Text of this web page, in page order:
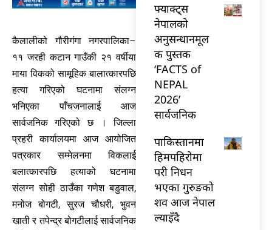
कैलालीको गौरीगंगा नगरपालिका–
११ जरही कटान गाउँकी २१ वर्षीया
माया विकको सामूहिक बालात्कारपछि
हत्या गरिएको घटनामा संलग्न
भनिएका पाँचजनालाई आज
सार्वजनिक गरिएको छ । जिल्ला
प्रहरी कार्यालयमा आज आयोजित
पत्रकार सम्मेलनमा विकलाई
बलात्कारपछि हत्याको घटनामा
संलग्न सोही ठाउँका गणेश बडुवाल,
मनोज बोगटी, सुरज चौधरी, भुवन
खाती र तपेन्द्र बोगटीलाई सार्वजनिक
फ्याक्ट्स
नेपालको
अनुसन्धानमूल
क पुस्तक
‘FACTS of
NEPAL
2026’
सार्वजनिक
पाकिस्तानमा
हिमपहिरोमा
परी निधन
भएका गुरुङको
शव आज नेपाल
ल्याइँदै